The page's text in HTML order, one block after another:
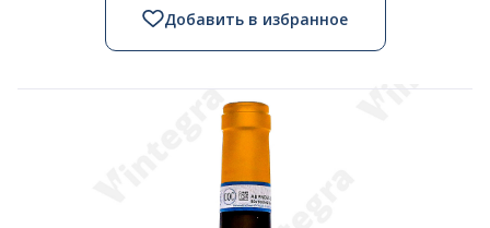
Добавить в избранное